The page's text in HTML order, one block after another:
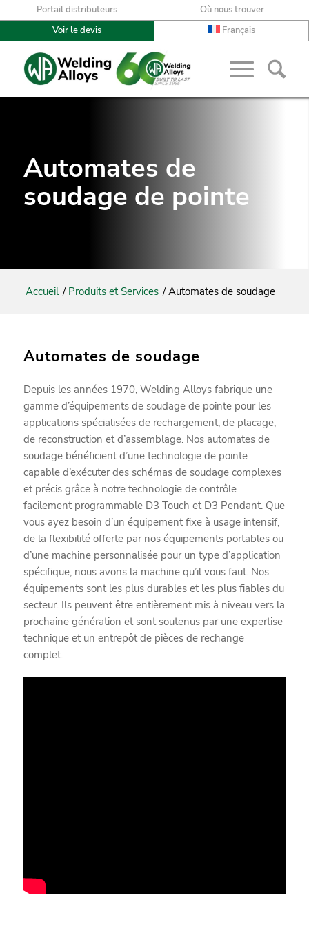
Portail distributeurs
Où nous trouver
Voir le devis
Français
Automates de
soudage de pointe
Accueil / Produits et Services / Automates de soudage
Automates de soudage
Depuis les années 1970, Welding Alloys fabrique une
gamme d’équipements de soudage de pointe pour les
applications spécialisées de rechargement, de placage,
de reconstruction et d’assemblage. Nos automates de
soudage bénéficient d’une technologie de pointe
capable d’exécuter des schémas de soudage complexes
et précis grâce à notre technologie de contrôle
facilement programmable D3 Touch et D3 Pendant. Que
vous ayez besoin d’un équipement fixe à usage intensif,
de la flexibilité offerte par nos équipements portables ou
d’une machine personnalisée pour un type d’application
spécifique, nous avons la machine qu’il vous faut. Nos
équipements sont les plus durables et les plus fiables du
secteur. Ils peuvent être entièrement mis à niveau vers la
prochaine génération et sont soutenus par une expertise
technique et un entrepôt de pièces de rechange
complet.